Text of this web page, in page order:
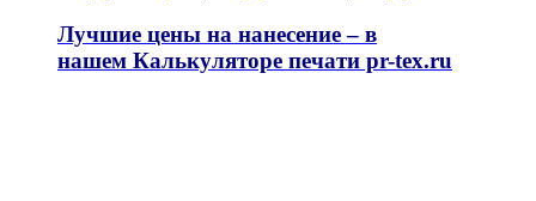
Лучшие цены на нанесение – в
нашем Калькуляторе печати pr-tex.ru